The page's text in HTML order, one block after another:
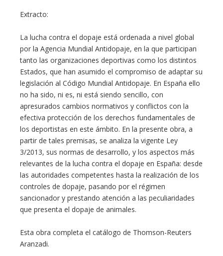
Extracto:
La lucha contra el dopaje está ordenada a nivel global
por la Agencia Mundial Antidopaje, en la que participan
tanto las organizaciones deportivas como los distintos
Estados, que han asumido el compromiso de adaptar su
legislación al Código Mundial Antidopaje. En España ello
no ha sido, ni es, ni está siendo sencillo, con
apresurados cambios normativos y conflictos con la
efectiva protección de los derechos fundamentales de
los deportistas en este ámbito. En la presente obra, a
partir de tales premisas, se analiza la vigente Ley
3/2013, sus normas de desarrollo, y los aspectos más
relevantes de la lucha contra el dopaje en España: desde
las autoridades competentes hasta la realización de los
controles de dopaje, pasando por el régimen
sancionador y prestando atención a las peculiaridades
que presenta el dopaje de animales.
Esta obra completa el catálogo de Thomson-Reuters
Aranzadi.